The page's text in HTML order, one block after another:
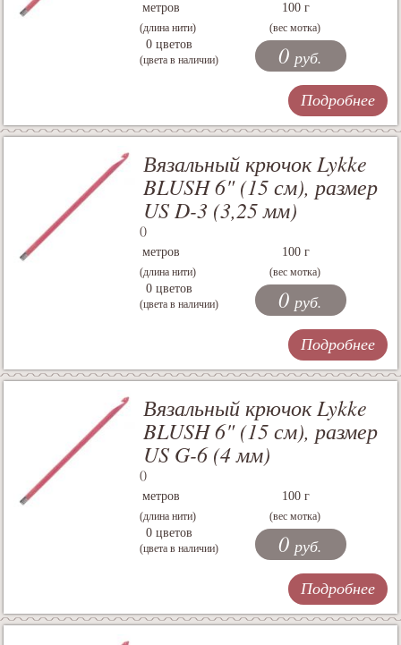
метров
(длина нити)
100 г
(вес мотка)
0 цветов
(цвета в наличии) 0 руб.
Подробнее
Вязальный крючок Lykke
BLUSH 6" (15 см), размер
US D-3 (3,25 мм)
()
метров
(длина нити)
100 г
(вес мотка)
0 цветов
(цвета в наличии) 0 руб.
Подробнее
Вязальный крючок Lykke
BLUSH 6" (15 см), размер
US G-6 (4 мм)
()
метров
(длина нити)
100 г
(вес мотка)
0 цветов
(цвета в наличии) 0 руб.
Подробнее